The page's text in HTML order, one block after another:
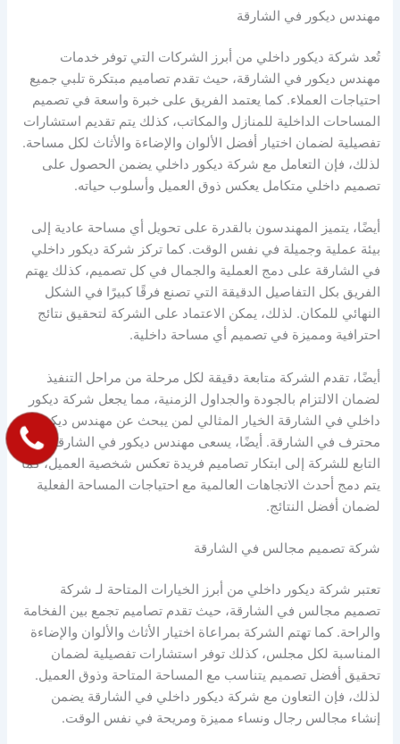
مهندس ديكور في الشارقة
تُعد شركة ديكور داخلي من أبرز الشركات التي توفر خدمات
مهندس ديكور في الشارقة، حيث تقدم تصاميم مبتكرة تلبي جميع
احتياجات العملاء. كما يعتمد الفريق على خبرة واسعة في تصميم
المساحات الداخلية للمنازل والمكاتب، كذلك يتم تقديم استشارات
تفصيلية لضمان اختيار أفضل الألوان والإضاءة والأثاث لكل مساحة.
لذلك، فإن التعامل مع شركة ديكور داخلي يضمن الحصول على
تصميم داخلي متكامل يعكس ذوق العميل وأسلوب حياته.
أيضًا، يتميز المهندسون بالقدرة على تحويل أي مساحة عادية إلى
بيئة عملية وجميلة في نفس الوقت. كما تركز شركة ديكور داخلي
في الشارقة على دمج العملية والجمال في كل تصميم، كذلك يهتم
الفريق بكل التفاصيل الدقيقة التي تصنع فرقًا كبيرًا في الشكل
النهائي للمكان. لذلك، يمكن الاعتماد على الشركة لتحقيق نتائج
احترافية ومميزة في تصميم أي مساحة داخلية.
أيضًا، تقدم الشركة متابعة دقيقة لكل مرحلة من مراحل التنفيذ
لضمان الالتزام بالجودة والجداول الزمنية، مما يجعل شركة ديكور
داخلي في الشارقة الخيار المثالي لمن يبحث عن مهندس ديكور
محترف في الشارقة. أيضًا، يسعى مهندس ديكور في الشارقة
التابع للشركة إلى ابتكار تصاميم فريدة تعكس شخصية العميل، كما
يتم دمج أحدث الاتجاهات العالمية مع احتياجات المساحة الفعلية
لضمان أفضل النتائج.
شركة تصميم مجالس في الشارقة
تعتبر شركة ديكور داخلي من أبرز الخيارات المتاحة لـ شركة
تصميم مجالس في الشارقة، حيث تقدم تصاميم تجمع بين الفخامة
والراحة. كما تهتم الشركة بمراعاة اختيار الأثاث والألوان والإضاءة
المناسبة لكل مجلس، كذلك توفر استشارات تفصيلية لضمان
تحقيق أفضل تصميم يتناسب مع المساحة المتاحة وذوق العميل.
لذلك، فإن التعاون مع شركة ديكور داخلي في الشارقة يضمن
إنشاء مجالس رجال ونساء مميزة ومريحة في نفس الوقت.